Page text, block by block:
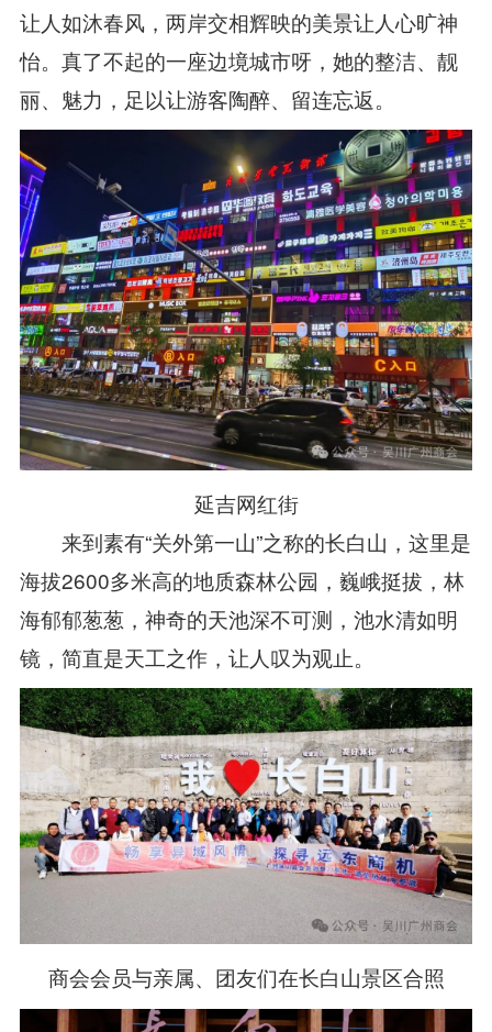
让人如沐春风，两岸交相辉映的美景让人心旷神
怡。真了不起的一座边境城市呀，她的整洁、靓
丽、魅力，足以让游客陶醉、留连忘返。
延吉网红街
来到素有“关外第一山”之称的长白山，这里是
海拔2600多米高的地质森林公园，巍峨挺拔，林
海郁郁葱葱，神奇的天池深不可测，池水清如明
镜，简直是天工之作，让人叹为观止。
商会会员与亲属、团友们在长白山景区合照